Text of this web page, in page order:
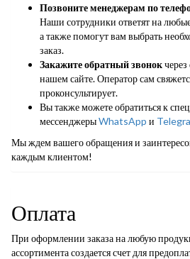
Позвоните менеджерам по
Наши сотрудники ответят на
а также помогут вам выбрать
заказ.
Закажите обратный звонок
нашем сайте. Оператор сам
проконсультирует.
Вы также можете обратиться к
мессенджерыWhatsApp и
Мы ждем вашего обращения и
каждым клиентом!
Оплата
При оформлении заказа на любую
ассортимента создается счет для